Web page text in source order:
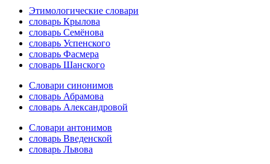
Этимологические словари
словарь Крылова
словарь Семёнова
словарь Успенского
словарь Фасмера
словарь Шанского
Словари синонимов
словарь Абрамова
словарь Александровой
Словари антонимов
словарь Введенской
словарь Львова